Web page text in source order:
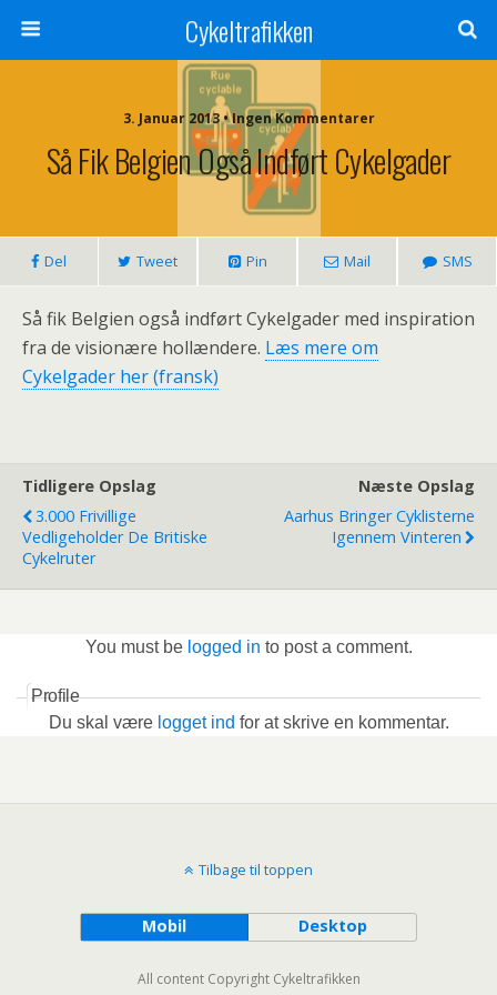
Cykeltrafikken
3. Januar 2013 • Ingen Kommentarer
Så Fik Belgien Også Indført Cykelgader
Del Tweet Pin Mail SMS
Så fik Belgien også indført Cykelgader med inspiration
fra de visionære hollændere. Læs mere om
Cykelgader her (fransk)
Tidligere Opslag
3.000 Frivillige
Vedligeholder De Britiske
Cykelruter
Næste Opslag
Aarhus Bringer Cyklisterne
Igennem Vinteren
You must be logged in to post a comment.
Profile
Du skal være logget ind for at skrive en kommentar.
Tilbage til toppen
Mobil Desktop
All content Copyright Cykeltrafikken